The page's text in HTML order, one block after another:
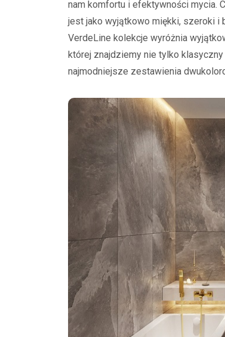
nam komfortu i efektywności mycia.
jest jako wyjątkowo miękki, szeroki i
VerdeLine kolekcje wyróżnia
której znajdziemy nie tylko
najmodniejsze zestawienia